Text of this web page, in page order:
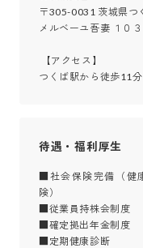
〒305-0031 茨城県つ
メルベーユ吾妻 １０３
つくば駅から徒歩11分
待遇・福利厚生
■社会保険完備（健
険）
■従業員持株会制度
■確定拠出年金制度
■定期健康診断